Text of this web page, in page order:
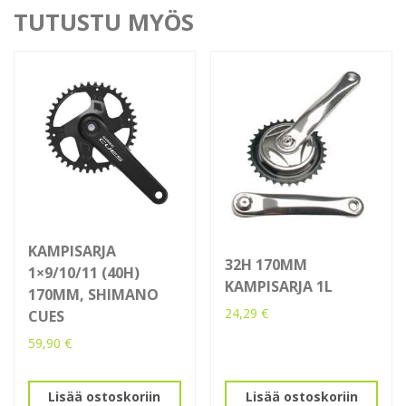
TUTUSTU MYÖS
KAMPISARJA
1×9/10/11 (40H)
170MM, SHIMANO
CUES
59,90 €
Lisää ostoskoriin
32H 170MM
KAMPISARJA 1L
24,29€
Lisää ostoskoriin